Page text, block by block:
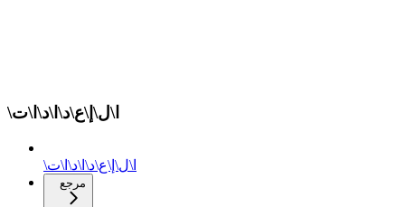
\ا\ل\إ\ع\د\ا\د\ا\ت
\ا\ل\إ\ع\د\ا\د\ا\ت
مرجع